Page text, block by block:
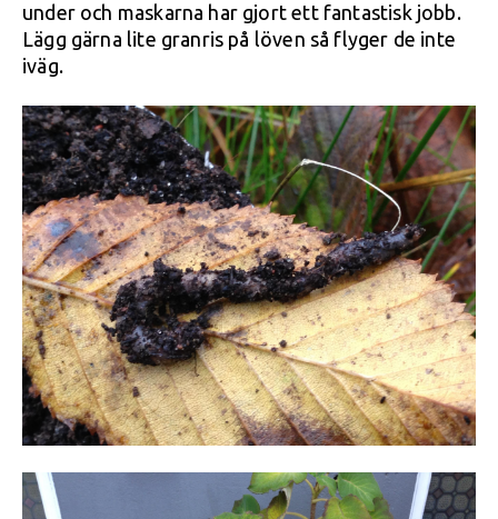
under och maskarna har gjort ett fantastisk jobb.
Lägg gärna lite granris på löven så flyger de inte
iväg.